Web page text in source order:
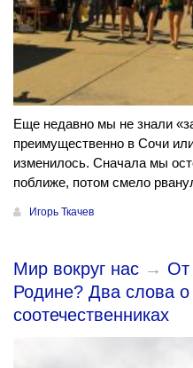
Еще недавно мы не знали
преимущественно в Сочи
изменилось. Сначала мы
поближе, потом смело
Игорь Ткачев
Мир вокруг нас → От
Родине? Два слова
соотечественниках